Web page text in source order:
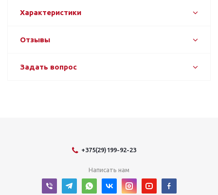
Характеристики
Отзывы
Задать вопрос
+375(29)199-92-23
Написать нам